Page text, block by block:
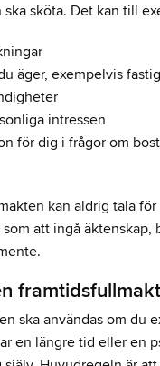
sköta. Det kan till
äger, exempelvis
intressen
för dig i frågor om
kan aldrig tala
att ingå äktenskap,
ska användas om du
en längre tid eller en